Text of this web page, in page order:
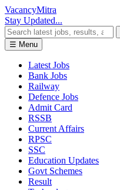
VacancyMitra
Stay Updated...
☰ Menu
Latest Jobs
Bank Jobs
Railway
Defence Jobs
Admit Card
RSSB
Current Affairs
RPSC
SSC
Education Updates
Govt Schemes
Result